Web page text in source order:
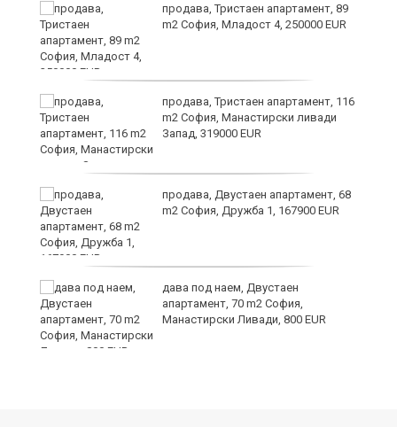
продава, Тристаен апартамент, 89
m2 София, Младост 4, 250000 EUR
продава, Тристаен апартамент, 116
m2 София, Манастирски ливади
Запад, 319000 EUR
продава, Двустаен апартамент, 68
m2 София, Дружба 1, 167900 EUR
дава под наем, Двустаен
апартамент, 70 m2 София,
Манастирски Ливади, 800 EUR